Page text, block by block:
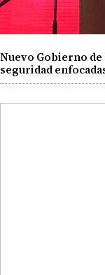
Nuevo Gobierno
seguridad